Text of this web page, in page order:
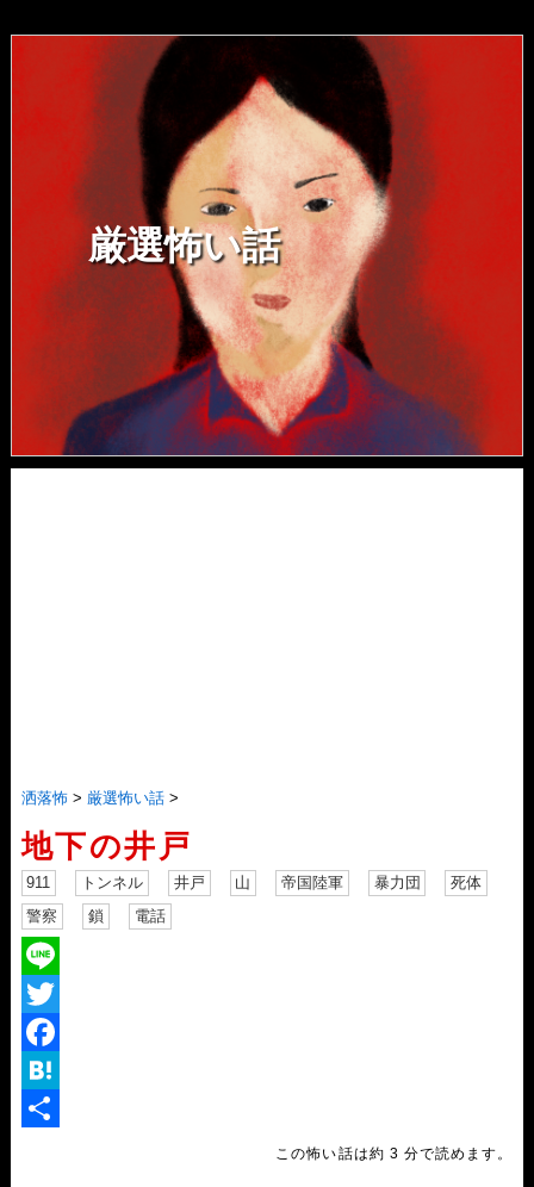
厳選怖い話
洒落怖> 厳選怖い話>
地下の井戸
911 トンネル 井戸 山 帝国陸軍 暴力団
死体
警察
鎖 電話
L
e
T
w
aH
この怖い話は約 3 分で読めます。